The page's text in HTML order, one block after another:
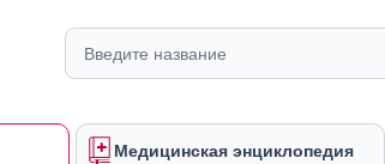
Медицинская энциклопедия